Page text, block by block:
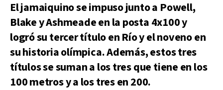
El jamaiquino se impuso junto a Powell,
Blake y Ashmeade en la posta 4x100 y
logró su tercer título en Río y el noveno en
su historia olímpica. Además, estos tres
títulos se suman a los tres que tiene en los
100 metros y a los tres en 200.